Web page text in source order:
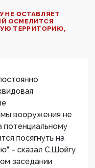
НЕ ОСТАВЛЯЕТ
ОСМЕЛИТСЯ
ТЕРРИТОРИЮ,
вооружения не
потенциальному
посягнуть на
- сказал С.Шойгу
заседании